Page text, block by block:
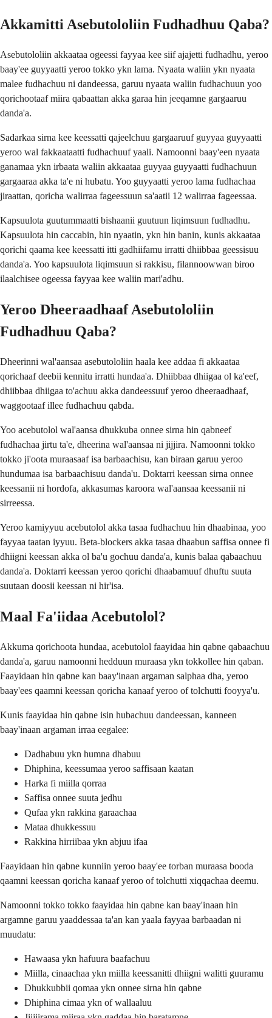
Akkamitti Asebutololiin Fudhadhuu Qaba?
Asebutololiin akkaataa ogeessi fayyaa kee siif ajajetti fudhadhu, yeroo
baay'ee guyyaatti yeroo tokko ykn lama. Nyaata waliin ykn nyaata
malee fudhachuu ni dandeessa, garuu nyaata waliin fudhachuun yoo
qorichootaaf miira qabaattan akka garaa hin jeeqamne gargaaruu
danda'a.
Sadarkaa sirna kee keessatti qajeelchuu gargaaruuf guyyaa guyyaatti
yeroo wal fakkaataatti fudhachuuf yaali. Namoonni baay'een nyaata
ganamaa ykn irbaata waliin akkaataa guyyaa guyyaatti fudhachuun
gargaaraa akka ta'e ni hubatu. Yoo guyyaatti yeroo lama fudhachaa
jiraattan, qoricha walirraa fageessuun sa'aatii 12 walirraa fageessaa.
Kapsuulota guutummaatti bishaanii guutuun liqimsuun fudhadhu.
Kapsuulota hin caccabin, hin nyaatin, ykn hin banin, kunis akkaataa
qorichi qaama kee keessatti itti gadhiifamu irratti dhiibbaa geessisuu
danda'a. Yoo kapsuulota liqimsuun si rakkisu, filannoowwan biroo
ilaalchisee ogeessa fayyaa kee waliin mari'adhu.
Yeroo Dheeraadhaaf Asebutololiin
Fudhadhuu Qaba?
Dheerinni wal'aansaa asebutololiin haala kee addaa fi akkaataa
qorichaaf deebii kennitu irratti hundaa'a. Dhiibbaa dhiigaa ol ka'eef,
dhiibbaa dhiigaa to'achuu akka dandeessuuf yeroo dheeraadhaaf,
waggootaaf illee fudhachuu qabda.
Yoo acebutolol wal'aansa dhukkuba onnee sirna hin qabneef
fudhachaa jirtu ta'e, dheerina wal'aansaa ni jijjira. Namoonni tokko
tokko ji'oota muraasaaf isa barbaachisu, kan biraan garuu yeroo
hundumaa isa barbaachisuu danda'u. Doktarri keessan sirna onnee
keessanii ni hordofa, akkasumas karoora wal'aansaa keessanii ni
sirreessa.
Yeroo kamiyyuu acebutolol akka tasaa fudhachuu hin dhaabinaa, yoo
fayyaa taatan iyyuu. Beta-blockers akka tasaa dhaabun saffisa onnee fi
dhiigni keessan akka ol ba'u gochuu danda'a, kunis balaa qabaachuu
danda'a. Doktarri keessan yeroo qorichi dhaabamuuf dhuftu suuta
suutaan doosii keessan ni hir'isa.
Maal Fa'iidaa Acebutolol?
Akkuma qorichoota hundaa, acebutolol faayidaa hin qabne qabaachuu
danda'a, garuu namoonni hedduun muraasa ykn tokkollee hin qaban.
Faayidaan hin qabne kan baay'inaan argaman salphaa dha, yeroo
baay'ees qaamni keessan qoricha kanaaf yeroo of tolchutti fooyya'u.
Kunis faayidaa hin qabne isin hubachuu dandeessan, kanneen
baay'inaan argaman irraa eegalee:
Dadhabuu ykn humna dhabuu
Dhiphina, keessumaa yeroo saffisaan kaatan
Harka fi miilla qorraa
Saffisa onnee suuta jedhu
Qufaa ykn rakkina garaachaa
Mataa dhukkessuu
Rakkina hirriibaa ykn abjuu ifaa
Faayidaan hin qabne kunniin yeroo baay'ee torban muraasa booda
qaamni keessan qoricha kanaaf yeroo of tolchutti xiqqachaa deemu.
Namoonni tokko tokko faayidaa hin qabne kan baay'inaan hin
argamne garuu yaaddessaa ta'an kan yaala fayyaa barbaadan ni
muudatu:
Hawaasa ykn hafuura baafachuu
Miilla, cinaachaa ykn miilla keessanitti dhiigni walitti guuramu
Dhukkubbii qomaa ykn onnee sirna hin qabne
Dhiphina cimaa ykn of wallaaluu